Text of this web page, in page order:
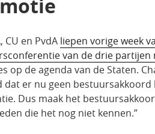
en PvdA liepen vorige week
van de drie
de agenda van de Staten.
er nu geen
Dus maak het
die het nog niet kennen.”